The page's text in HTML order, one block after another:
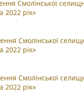
Смолінської
2022 рік»
Смолінської
2022 рік»
Смолінської
2022 рік»